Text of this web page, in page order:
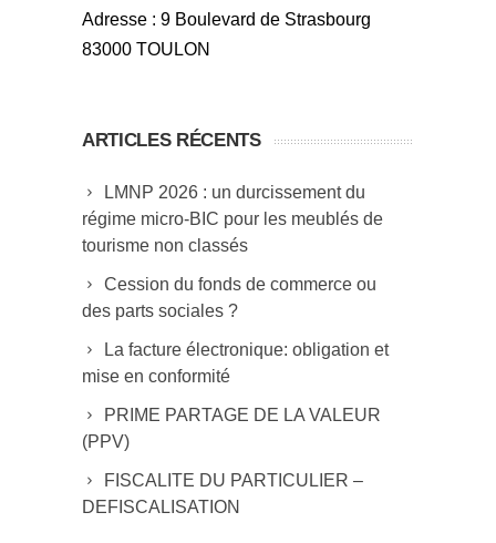
Adresse : 9 Boulevard de Strasbourg
83000 TOULON
ARTICLES RÉCENTS
LMNP 2026 : un durcissement du
régime micro-BIC pour les meublés de
tourisme non classés
Cession du fonds de commerce ou
des parts sociales ?
La facture électronique: obligation et
mise en conformité
PRIME PARTAGE DE LA VALEUR
(PPV)
FISCALITE DU PARTICULIER –
DEFISCALISATION